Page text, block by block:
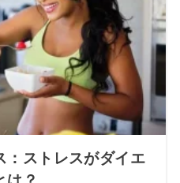
：ストレスがダイエ